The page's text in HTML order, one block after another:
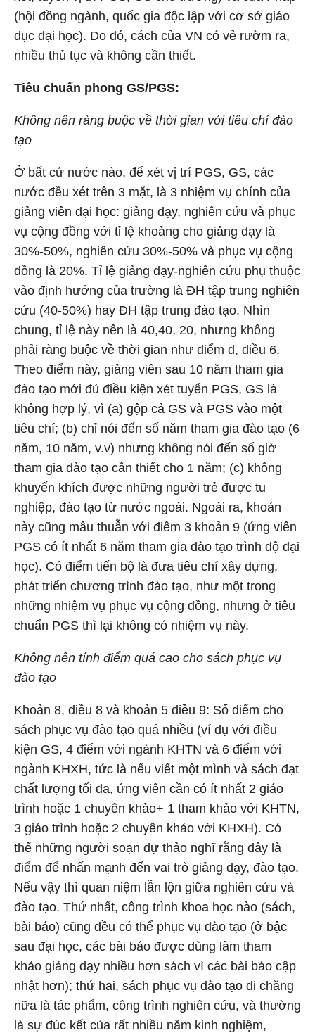
(hội đồng ngành, quốc gia độc lập với cơ sở giáo
dục đại học). Do đó, cách của VN có vẻ rườm ra,
nhiều thủ tục và không cần thiết.
Tiêu chuẩn phong GS/PGS:
Không nên ràng buộc về thời gian với tiêu chí đào
tạo
Ở bất cứ nước nào, để xét vị trí PGS, GS, các
nước đều xét trên 3 mặt, là 3 nhiệm vụ chính của
giảng viên đại học: giảng dạy, nghiên cứu và phục
vụ cộng đồng với tỉ lệ khoảng cho giảng dạy là
30%-50%, nghiên cứu 30%-50% và phục vụ cộng
đồng là 20%. Tỉ lệ giảng dạy-nghiên cứu phụ thuộc
vào định hướng của trường là ĐH tập trung nghiên
cứu (40-50%) hay ĐH tập trung đào tạo. Nhìn
chung, tỉ lệ này nên là 40,40, 20, nhưng không
phải ràng buộc về thời gian như điểm d, điều 6.
Theo điểm này, giảng viên sau 10 năm tham gia
đào tạo mới đủ điều kiện xét tuyển PGS, GS là
không hợp lý, vì (a) gộp cả GS và PGS vào một
tiêu chí; (b) chỉ nói đến số năm tham gia đào tạo (6
năm, 10 năm, v.v) nhưng không nói đến số giờ
tham gia đào tạo cần thiết cho 1 năm; (c) không
khuyến khích được những người trẻ được tu
nghiệp, đào tạo từ nước ngoài. Ngoài ra, khoản
này cũng mâu thuẫn với điềm 3 khoản 9 (ứng viên
PGS có ít nhất 6 năm tham gia đào tạo trình độ đại
học). Có điểm tiến bộ là đưa tiêu chí xây dựng,
phát triển chương trình đào tạo, như một trong
những nhiệm vụ phục vụ cộng đồng, nhưng ở tiêu
chuẩn PGS thì lại không có nhiệm vụ này.
Không nên tính điểm quá cao cho sách phục vụ
đào tạo
Khoản 8, điều 8 và khoản 5 điều 9: Số điểm cho
sách phục vụ đào tạo quá nhiều (ví dụ với điều
kiện GS, 4 điểm với ngành KHTN và 6 điểm với
ngành KHXH, tức là nếu viết một mình và sách đạt
chất lượng tối đa, ứng viên cần có ít nhất 2 giáo
trình hoặc 1 chuyên khảo+ 1 tham khảo với KHTN,
3 giáo trình hoặc 2 chuyên khảo với KHXH). Có
thể những người soạn dự thảo nghĩ rằng đây là
điểm để nhấn mạnh đến vai trò giảng dạy, đào tạo.
Nếu vậy thì quan niệm lẫn lộn giữa nghiên cứu và
đào tạo. Thứ nhất, công trình khoa học nào (sách,
bài báo) cũng đều có thể phục vụ đào tạo (ở bậc
sau đại học, các bài báo được dùng làm tham
khảo giảng dạy nhiều hơn sách vì các bài báo cập
nhật hơn); thứ hai, sách phục vụ đào tạo đi chăng
nữa là tác phẩm, công trình nghiên cứu, và thường
là sự đúc kết của rất nhiều năm kinh nghiệm,